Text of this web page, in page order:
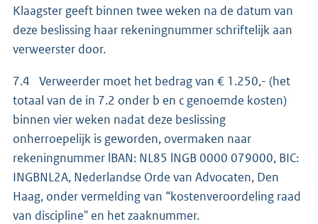
Klaagster geeft binnen twee weken na de datum van
deze beslissing haar rekeningnummer schriftelijk aan
verweerster door.
7.4 Verweerder moet het bedrag van € 1.250,- (het
totaal van de in 7.2 onder b en c genoemde kosten)
binnen vier weken nadat deze beslissing
onherroepelijk is geworden, overmaken naar
rekeningnummer lBAN: NL85 lNGB 0000 079000, BIC:
INGBNL2A, Nederlandse Orde van Advocaten, Den
Haag, onder vermelding van “kostenveroordeling raad
van discipline" en het zaaknummer.